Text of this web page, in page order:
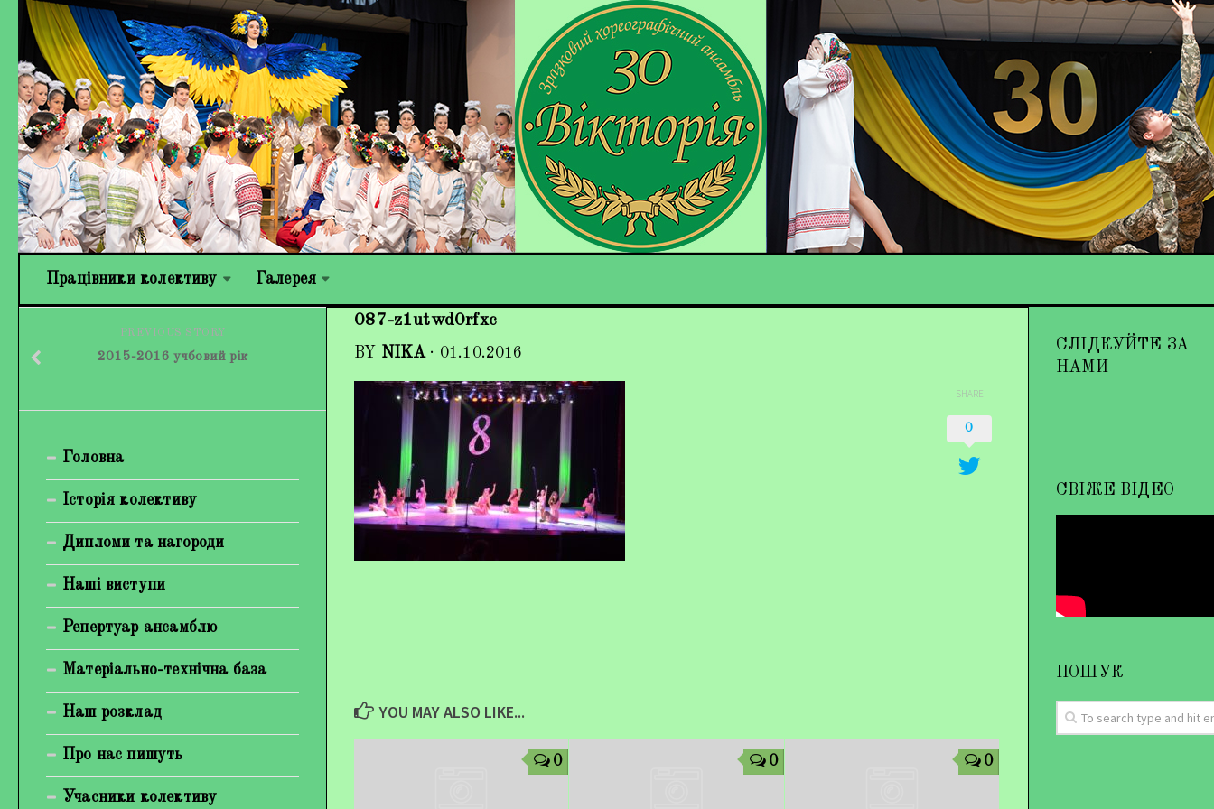
Працівники колективу Галерея
087-z1utwd0rfxc
BY NIKA · 01.10.2016
SHARE
0
YOU MAY ALSO LIKE...
0 0 0
PREVIOUS STORY
2015-2016 учбовий рік
Головна
Історія колективу
Дипломи та нагороди
Наші виступи
Репертуар ансамблю
Матеріально-технічна база
Наш розклад
Про нас пишуть
Учасники колективу
СЛІДКУЙТЕ ЗА
НАМИ
СВІЖЕ ВІДЕО
ПОШУК